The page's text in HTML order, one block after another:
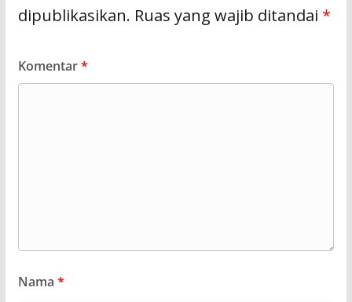
dipublikasikan. Ruas yang wajib ditandai *
Komentar*
Nama *